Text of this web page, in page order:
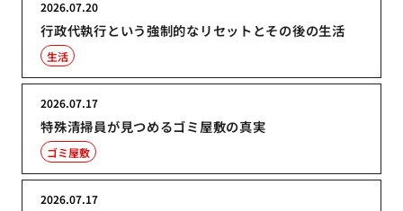
行政代執行という強制的なリセットとその後の生活
2026.07.20
生活
特殊清掃員が見つめるゴミ屋敷の真実
2026.07.17
ゴミ屋敷
2026.07.17